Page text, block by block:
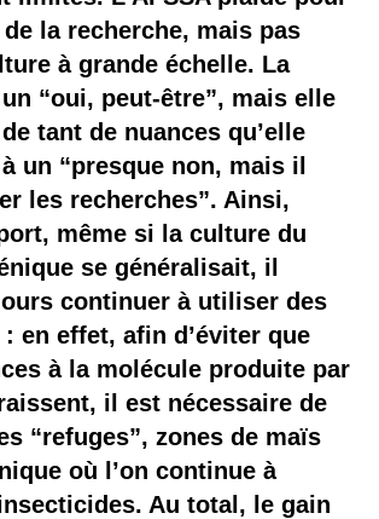
la recherche, mais pas
à grande échelle. La
“oui, peut-être”, mais elle
tant de nuances qu’elle
un “presque non, mais il
les recherches”. Ainsi,
même si la culture du
se généralisait, il
continuer à utiliser des
en effet, afin d’éviter que
à la molécule produite par
il est nécessaire de
“refuges”, zones de maïs
où l’on continue à
Au total, le gain